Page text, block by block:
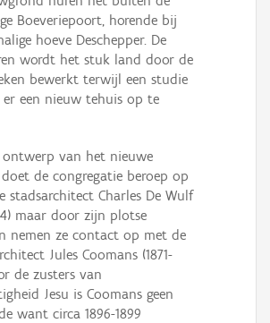
Boeveriepoort, horende bij
hoeve Deschepper. De
wordt het stuk land door de
bewerkt terwijl een studie
een nieuw tehuis op te
van het nieuwe
de congregatie beroep op
stadsarchitect Charles De Wulf
maar door zijn plotse
nemen ze contact op met de
Jules Coomans (1871-
de zusters van
Jesu is Coomans geen
want circa 1896-1899